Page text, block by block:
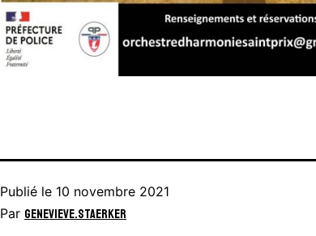
Publié le 10 novembre 2021
Par genevieve.staerker